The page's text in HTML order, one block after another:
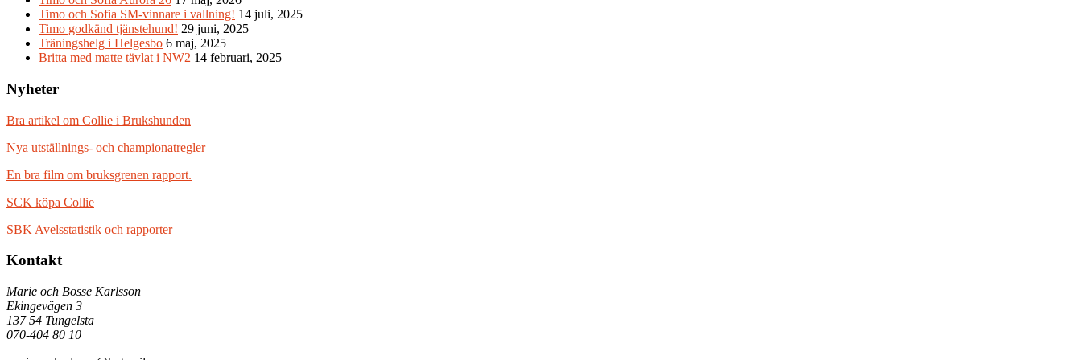
Timo och Sofia SM-vinnare i vallning! 14 juli, 2025
Timo godkänd tjänstehund! 29 juni, 2025
Träningshelg i Helgesbo 6 maj, 2025
Britta med matte tävlat i NW2 14 februari, 2025
Nyheter
Bra artikel om Collie i Brukshunden
Nya utställnings- och championatregler
En bra film om bruksgrenen rapport.
SCK köpa Collie
SBK Avelsstatistik och rapporter
Kontakt
Marie och Bosse Karlsson
Ekingevägen 3
137 54 Tungelsta
070-404 80 10